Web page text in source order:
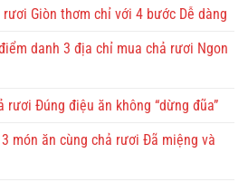
Giòn thơm chỉ với 4 bước Dễ dàng
danh 3 địa chỉ mua chả rươi Ngon
rươi Đúng điệu ăn không “dừng đũa”
món ăn cùng chả rươi Đã miệng và